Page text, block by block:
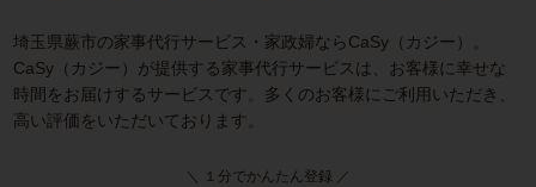
埼玉県蕨市の家事代行サービス・家政婦ならCaSy（カジー）。
CaSy（カジー）が提供する家事代行サービスは、お客様に幸せな
時間をお届けするサービスです。多くのお客様にご利用いただき、
高い評価をいただいております。
＼ １分でかんたん登録 ／